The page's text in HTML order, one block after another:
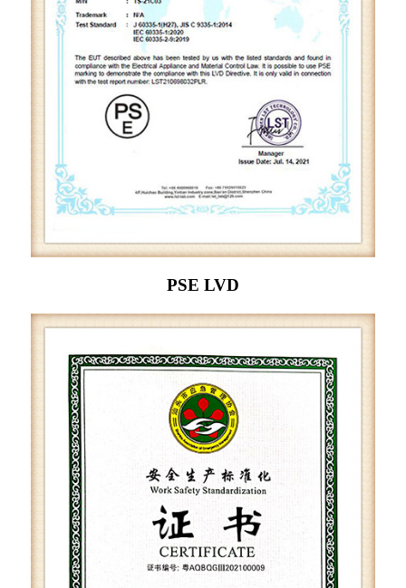
PSE LVD